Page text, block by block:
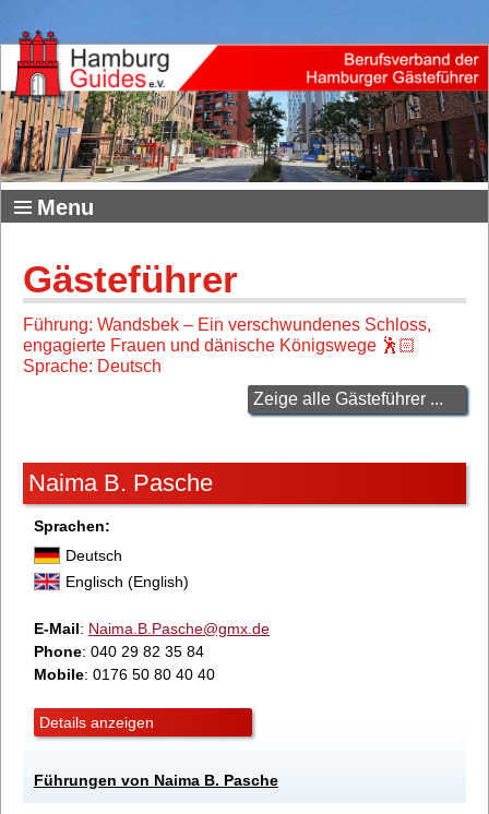
Menu
Gästeführer
Führung: Wandsbek – Ein verschwundenes Schloss,
engagierte Frauen und dänische Königswege 🕺🏻
Sprache: Deutsch
Zeige alle Gästeführer ...
Naima B. Pasche
Sprachen:
Deutsch
Englisch (English)
E-Mail: Naima.B.Pasche@gmx.de
Phone: 040 29 82 35 84
Mobile: 0176 50 80 40 40
Details anzeigen
Führungen von Naima B. Pasche